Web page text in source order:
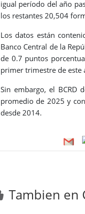
igual período del año
los restantes 20,504
Los datos están
Banco Central de la
de 0.7 puntos
primer trimestre de este
Sin embargo, el BCRD
promedio de 2025 y
desde 2014.
Tambien en